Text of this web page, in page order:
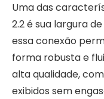
Uma das
2.2 é sua largura
essa conexão
forma robusta e
alta qualidade,
exibidos sem